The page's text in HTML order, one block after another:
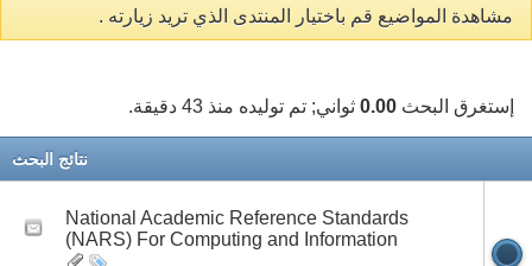
مشاهدة المواضيع قم باختيار المنتدى الذي تريد زيارته .
إستغرق البحث 0.00 ثواني; تم توليده منذ 43 دقيقة.
نتائج البحث
National Academic Reference Standards
(NARS) For Computing and Information